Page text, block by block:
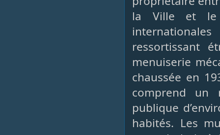
la Ville et le
ressortissant
menuiserie
chaussée en
comprend un
publique
habités. Les